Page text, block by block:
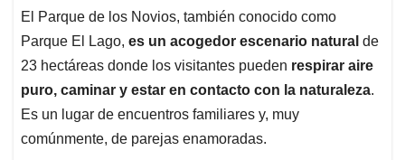
El Parque de los Novios, también conocido como
Parque El Lago, es un acogedor escenario natural de
23 hectáreas donde los visitantes pueden respirar aire
puro, caminar y estar en contacto con la naturaleza.
Es un lugar de encuentros familiares y, muy
comúnmente, de parejas enamoradas.